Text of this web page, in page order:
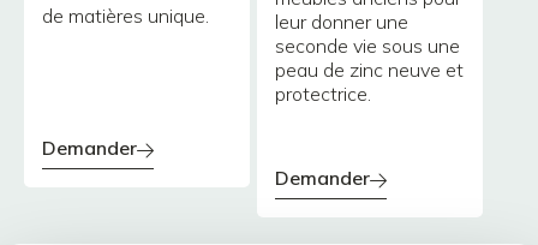
de matières unique.
demander
leur donner une
seconde vie sous une
peau de zinc neuve et
protectrice.
demander